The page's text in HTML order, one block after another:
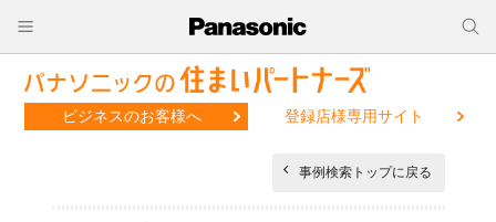
ビジネスのお客様へ 登録店様専用サイト
事例検索トップに戻る